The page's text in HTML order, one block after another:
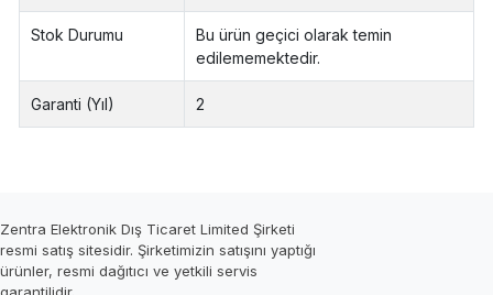
Stok Durumu
Bu ürün geçici olarak temin
edilememektedir.
Garanti (Yıl) 2
Zentra Elektronik Dış Ticaret Limited Şirketi
resmi satış sitesidir. Şirketimizin satışını yaptığı
ürünler, resmi dağıtıcı ve yetkili servis